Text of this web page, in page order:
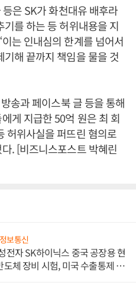
은 SK가 화천대유 배후라
를 하는 등 허위내용을 지
는 인내심의 한계를 넘어서
해 끝까지 책임을 물을 것
송과 페이스북 글 등을 통해
게 지급한 50억 원은 최 회
허위사실을 퍼뜨린 혐의로
. [비즈니스포스트 박혜린
보통신
전자 SK하이닉스 중국 공장용 현
도체 장비 시험, 미국 수출통제 대